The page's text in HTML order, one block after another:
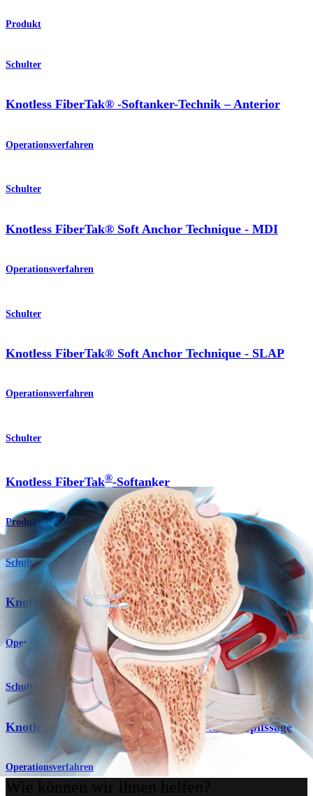
Produkt
Schulter
Knotless FiberTak® -Softanker-Technik – Anterior
Operationsverfahren
Schulter
Knotless FiberTak® Soft Anchor Technique - MDI
Operationsverfahren
Schulter
Knotless FiberTak® Soft Anchor Technique - SLAP
Operationsverfahren
Schulter
Knotless FiberTak®-Softanker
Produkt
Schulter
Knotless Fibertak® -Softanker Technik – Posterior
Operationsverfahren
Schulter
Knotless FiberTak -Softanker-Technik – Remplissage
Operationsverfahren